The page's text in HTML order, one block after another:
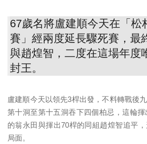
67歲名將盧建順今天在「松
賽」經兩度延長驟死賽，最
與趙煌智，二度在這場年度
封王。
盧建順今天以領先3桿出發，不料轉戰後
第十洞至第十五洞吞下四個柏忌，這輪
的翁永田與揮出70桿的同組趙煌智追平
局面。